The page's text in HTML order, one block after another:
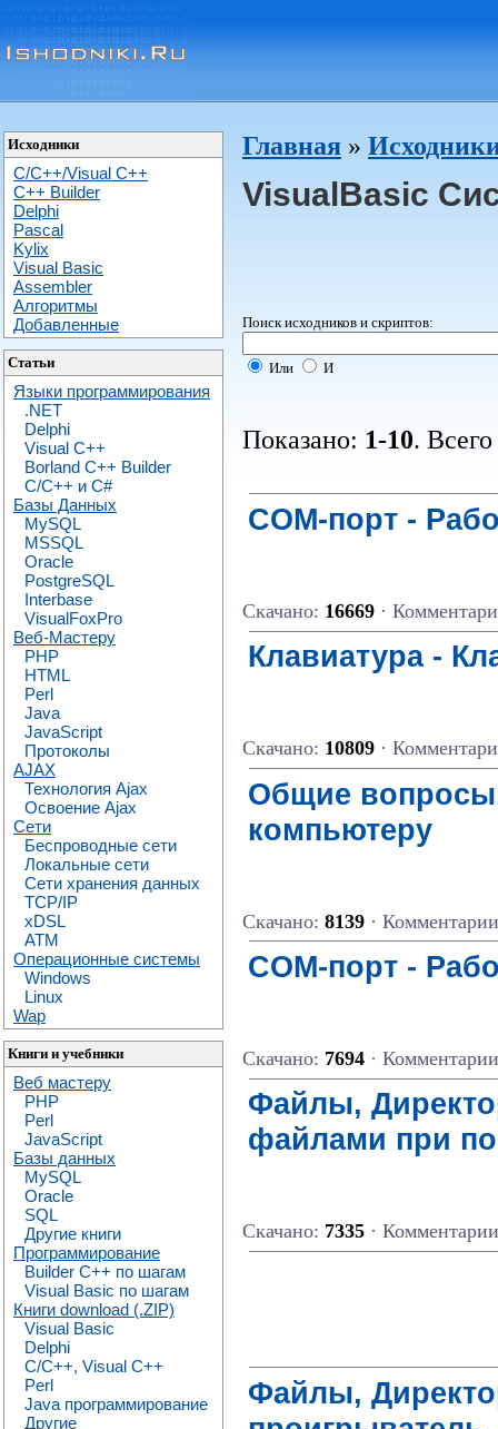
Исходники
C/C++/Visual C++
С++ Builder
Delphi
Pascal
Kylix
Visual Basic
Assembler
Алгоритмы
Добавленные
Статьи
Языки программирования
.NET
Delphi
Visual C++
Borland C++ Builder
C/С++ и C#
Базы Данных
MySQL
MSSQL
Oracle
PostgreSQL
Interbase
VisualFoxPro
Веб-Мастеру
PHP
HTML
Perl
Java
JavaScript
Протоколы
AJAX
Технология Ajax
Освоение Ajax
Сети
Беспроводные сети
Локальные сети
Сети хранения данных
TCP/IP
xDSL
ATM
Операционные системы
Windows
Linux
Wap
Книги и учебники
Веб мастеру
PHP
Perl
JavaScript
Базы данных
MySQL
Oracle
SQL
Другие книги
Программирование
Builder C++ по шагам
Visual Basic по шагам
Книги download (.ZIP)
Visual Basic
Delphi
C/C++, Visual C++
Perl
Java программирование
Другие
Главная »
VisualBasic
Поиск исходников и скриптов:
Или И
Показано: 1-10.
COM-порт -
Скачано: 16669 ·
Клавиатура -
Скачано: 10809 ·
Общие вопросы
компьютеру
Скачано: 8139 ·
COM-порт -
Скачано: 7694 ·
Файлы,
файлами при
Скачано: 7335 ·
Файлы,